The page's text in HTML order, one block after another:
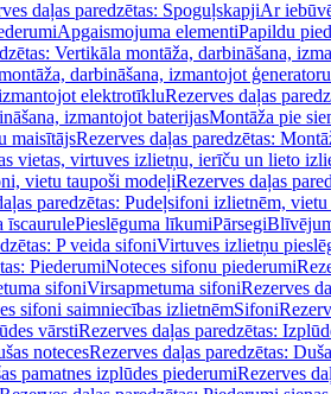
daļas paredzētas: SpoguļskapjiAr
Apgaismojuma elementiPapildu
Vertikāla montāža, darbināšana,
darbināšana, izmantojot ģeneratoru
elektrotīkluRezerves daļas
izmantojot baterijasMontāža pie
maisītājsRezerves daļas paredzētas:
vietas, virtuves izlietņu, ierīču un lieto
vietu taupoši modeļiRezerves daļas
paredzētas: Pudeļsifoni izlietnēm,
īscaurulePieslēguma līkumiPārsegi
P veida sifoniVirtuves izlietņu
PiederumiNoteces sifonu piederumi
sifoniVirsapmetuma sifoniRezerves
sifoni saimniecības izlietnēmSifoni
vārstiRezerves daļas paredzētas:
notecesRezerves daļas paredzētas:
pamatnes izplūdes piederumiRezerves